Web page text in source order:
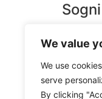
We value
We use
serve
By clicking
favorire
che